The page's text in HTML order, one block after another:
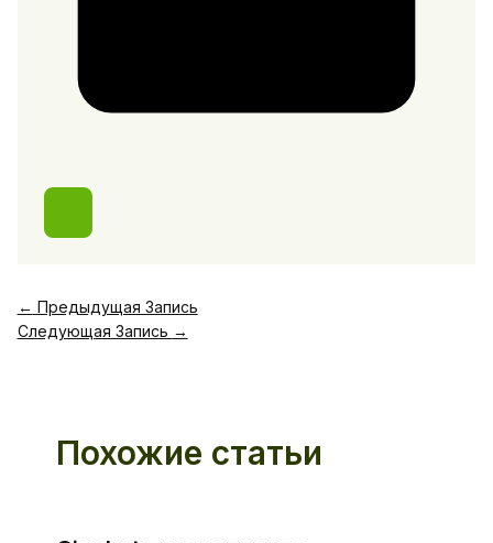
← Предыдущая Запись
Следующая Запись →
Похожие статьи